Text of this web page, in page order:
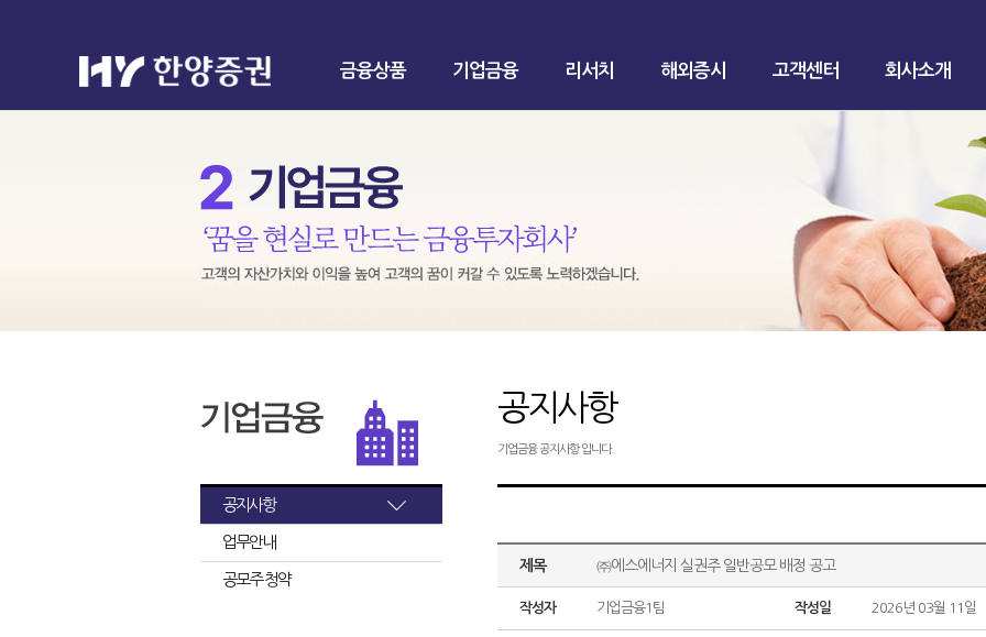
금융상품 기업금융 리서치 해외증시 고객센터 회사소개
공지사항
업무안내
공모주 청약
공지사항
기업금융 공지사항 입니다.
제목 ㈜에스에너지 실권주 일반공모 배정 공고
작성자 기업금융1팀 작성일 2026년 03월 11일